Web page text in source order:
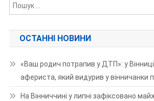
ОСТАННІ НОВИНИ
«Ваш родич потрапив у ДТП»: у
афериста, який видурив у вінничанки
На Вінниччині у липні зафіксовано